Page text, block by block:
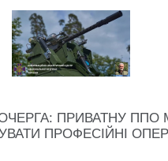
ПРИВАТНУ ППО
ПРОФЕСІЙНІ